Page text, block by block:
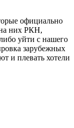
официально
них РКН,
уйти с нашего
зарубежных
и плевать хотели